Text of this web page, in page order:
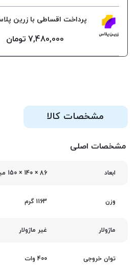
پرداخت اقساطی با زرین
7,480,000 تومان
مشخصات کالا
مشخصات اصلی
ابعاد 86 × 140 × 150 میلی‌ متر
وزن 1163 گرم
ماژولار غیر ماژولار
توان خروجی 400 وات